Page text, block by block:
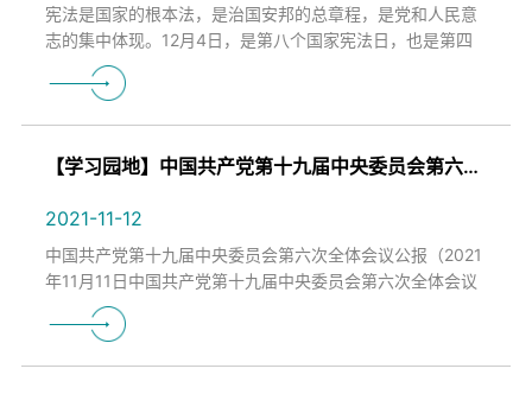
宪法是国家的根本法，是治国安邦的总章程，是党和人民意
志的集中体现。12月4日，是第八个国家宪法日，也是第四
个“宪法宣传周”。为弘扬宪法精神，维护宪法权威，更深入
学习贯彻习近平法治思想，推动党支部宪法…
【学习园地】中国共产党第十九届中央委员会第六次全体会议公报
2021-11-12
中国共产党第十九届中央委员会第六次全体会议公报（2021
年11月11日中国共产党第十九届中央委员会第六次全体会议
通过）全会听取和讨论了习近平受中央政治局委托作的工作
报告，审议通过了《中共中央关于党的百年奋…